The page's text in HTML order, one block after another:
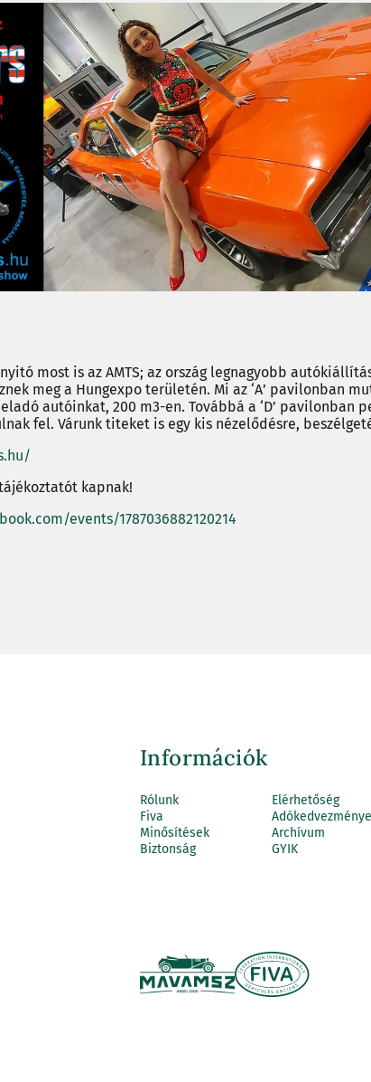
most is az AMTS; az ország legnagyobb
meg a Hungexpo területén. Mi az ‘A’ pavilonban
autóinkat, 200 m3-en. Továbbá a ‘D’ pavilonban
fel. Várunk titeket is egy kis nézelődésre,
kapnak!
events/1787036882120214
Információk
Rólunk
Fiva
Minősítések
Biztonság
Elérhetőség
Archívum
GYIK